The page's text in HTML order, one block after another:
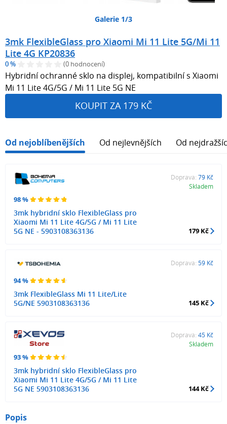
Galerie 1/3
3mk FlexibleGlass pro Xiaomi Mi 11 Lite 5G/Mi 11
Lite 4G KP20836
0 % (0 hodnocení)
Hybridní ochranné sklo na displej, kompatibilní s Xiaomi
Mi 11 Lite 4G/5G / Mi 11 Lite 5G NE
KOUPIT ZA 179 KČ
Od nejoblíbenějších Od nejlevnějších Od
98 %
3mk hybridní sklo FlexibleGlass pro
Xiaomi Mi 11 Lite 4G/5G / Mi 11 Lite
5G NE - 5903108363136
Doprava: 79 Kč
Skladem
179 Kč
94 %
3mk FlexibleGlass Mi 11 Lite/Lite
5G/NE 5903108363136
Doprava: 59 Kč
145 Kč
93 %
3mk hybridní sklo FlexibleGlass pro
Xiaomi Mi 11 Lite 4G/5G / Mi 11 Lite
5G NE 5903108363136
Doprava: 45 Kč
Skladem
144 Kč
Popis